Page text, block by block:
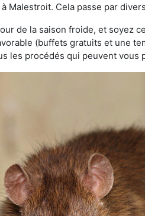
Malestroit. Cela passe par
de la saison froide, et soyez
(buffets gratuits et une
les procédés qui peuvent